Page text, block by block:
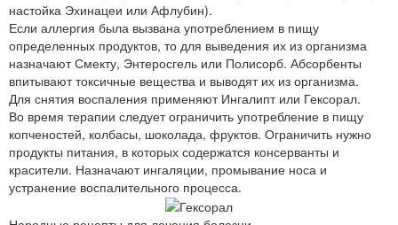
настойка Эхинацеи или Афлубин).
Если аллергия была вызвана употреблением в пищу
определенных продуктов, то для выведения их из организма
назначают Смекту, Энтеросгель или Полисорб. Абсорбенты
впитывают токсичные вещества и выводят их из организма.
Для снятия воспаления применяют Ингалипт или Гексорал.
Во время терапии следует ограничить употребление в пищу
копченостей, колбасы, шоколада, фруктов. Ограничить нужно
продукты питания, в которых содержатся консерванты и
красители. Назначают ингаляции, промывание носа и
устранение воспалительного процесса.